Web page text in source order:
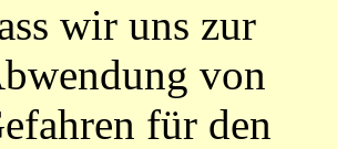
wir uns zur
von
für den